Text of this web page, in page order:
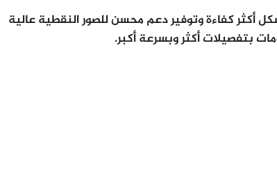
أكثر كفاءة وتوفير دعم محسن للصور النقطية عالية
بتفصيلات أكثر وبسرعة أكبر.